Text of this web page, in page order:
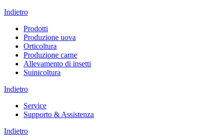
Indietro
Prodotti
Produzione uova
Orticoltura
Produzione carne
Allevamento di insetti
Suinicoltura
Indietro
Service
Supporto & Assistenza
Indietro